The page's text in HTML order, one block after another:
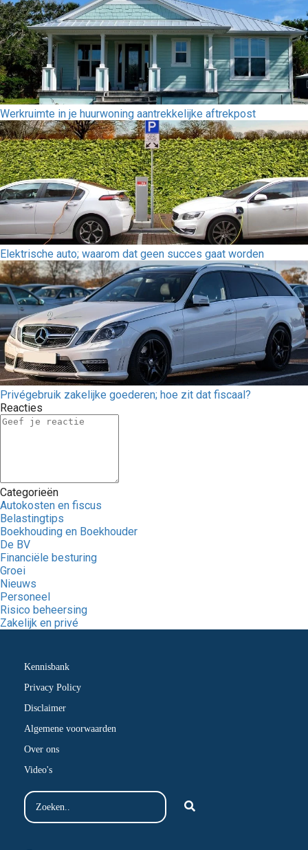
Werkruimte in je huurwoning aantrekkelijke aftrekpost
Elektrische auto; waarom dat geen succes gaat worden
Privégebruik zakelijke goederen; hoe zit dat fiscaal?
Reacties
Categorieën
Autokosten en fiscus
Belastingtips
Boekhouding en Boekhouder
De BV
Financiële besturing
Groei
Nieuws
Personeel
Risico beheersing
Zakelijk en privé
Kennisbank
Privacy Policy
Disclaimer
Algemene voorwaarden
Over ons
Video's